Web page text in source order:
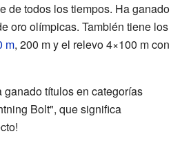
de todos los tiempos. Ha ganado
oro olímpicas. También tiene los
m, 200 m y el relevo 4×100 m con
títulos en categorías
Bolt", que significa